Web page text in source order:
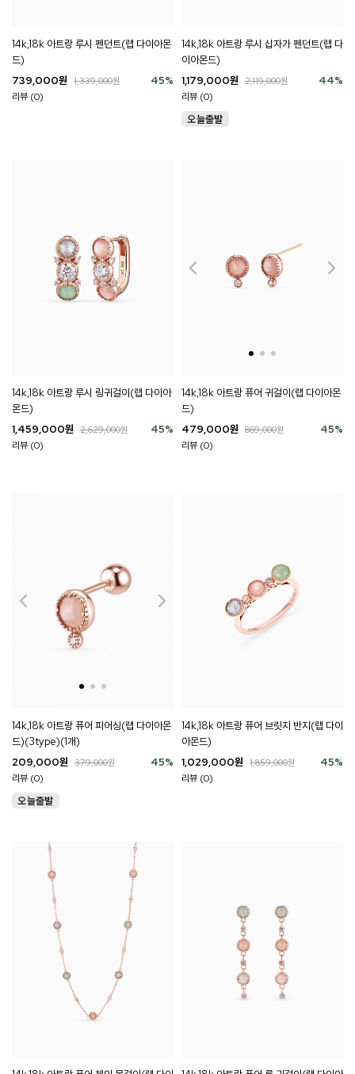
14k,18k 아트랑 루시 펜던트(랩 다이아몬
드)
45%
739,000원 1,339,000원
리뷰 (0)
14k,18k 아트랑 루시 십자가 펜던트(랩 다
이아몬드)
44%
1,179,000원 2,119,000원
리뷰 (0)
14k,18k 아트랑 루시 링귀걸이(랩 다이아
몬드)
45%
1,459,000원 2,629,000원
리뷰 (0)
14k,18k 아트랑 퓨어 귀걸이(랩 다이아몬
드)
45%
479,000원 869,000원
리뷰 (0)
14k,18k 아트랑 퓨어 피어싱(랩 다이아몬
드)(3type)(1개)
45%
209,000원 379,000원
리뷰 (0)
14k,18k 아트랑 퓨어 브릿지 반지(랩 다이
아몬드)
45%
1,029,000원 1,859,000원
리뷰 (0)